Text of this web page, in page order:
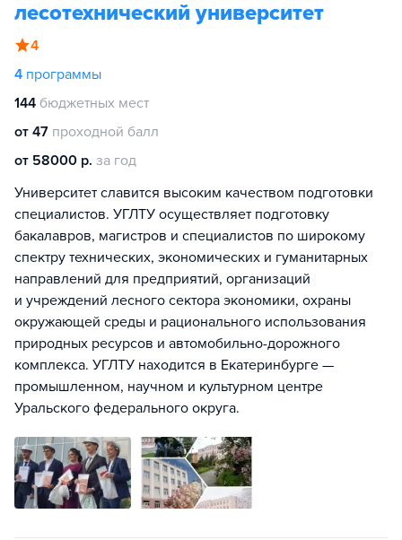
лесотехнический университет
4
4 программы
144 бюджетных мест
от 47 проходной балл
от 58000 р. за год
Университет славится высоким качеством подготовки
специалистов. УГЛТУ осуществляет подготовку
бакалавров, магистров и специалистов по широкому
спектру технических, экономических и гуманитарных
направлений для предприятий, организаций
и учреждений лесного сектора экономики, охраны
окружающей среды и рационального использования
природных ресурсов и автомобильно-дорожного
комплекса. УГЛТУ находится в Екатеринбурге —
промышленном, научном и культурном центре
Уральского федерального округа.